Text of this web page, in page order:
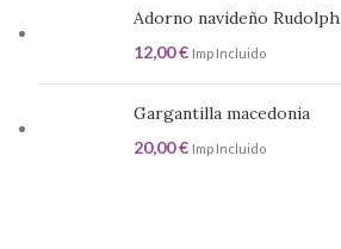
Adorno navideño Rudolph
12,00€ Imp Incluido
Gargantilla macedonia
20,00€ Imp Incluido